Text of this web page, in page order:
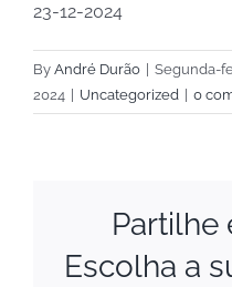
23-12-2024
By André Durão
Segunda-
2024
Uncategorized 0
Partilhe
Escolha a